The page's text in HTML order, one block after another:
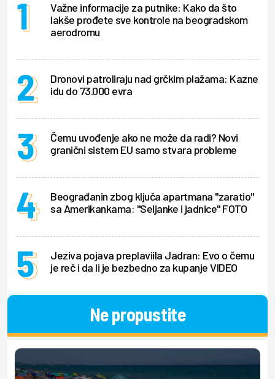
Važne informacije za putnike: Kako da što
lakše prođete sve kontrole na beogradskom
aerodromu
Dronovi patroliraju nad grčkim plažama: Kazne
idu do 73.000 evra
Čemu uvođenje ako ne može da radi? Novi
granični sistem EU samo stvara probleme
Beograđanin zbog ključa apartmana "zaratio"
sa Amerikankama: "Seljanke i jadnice" FOTO
Jeziva pojava preplaviila Jadran: Evo o čemu
je reč i da li je bezbedno za kupanje VIDEO
Ne propustite